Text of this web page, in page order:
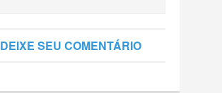
DEIXE SEU COMENTÁRIO